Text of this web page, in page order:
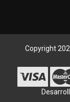
Copyright